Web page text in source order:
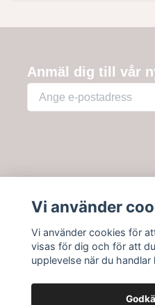
Anmäl dig till vår
Information
Vi använder
Vi använder cookies för
visas för dig och för att
upplevelse när du handlar